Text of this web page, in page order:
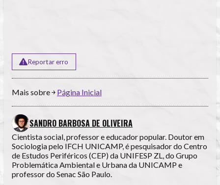
Reportar erro
Mais sobre ￫ Página Inicial
SANDRO BARBOSA DE OLIVEIRA
Cientista social, professor e educador popular. Doutor em
Sociologia pelo IFCH UNICAMP, é pesquisador do Centro
de Estudos Periféricos (CEP) da UNIFESP ZL, do Grupo
Problemática Ambiental e Urbana da UNICAMP e
professor do Senac São Paulo.